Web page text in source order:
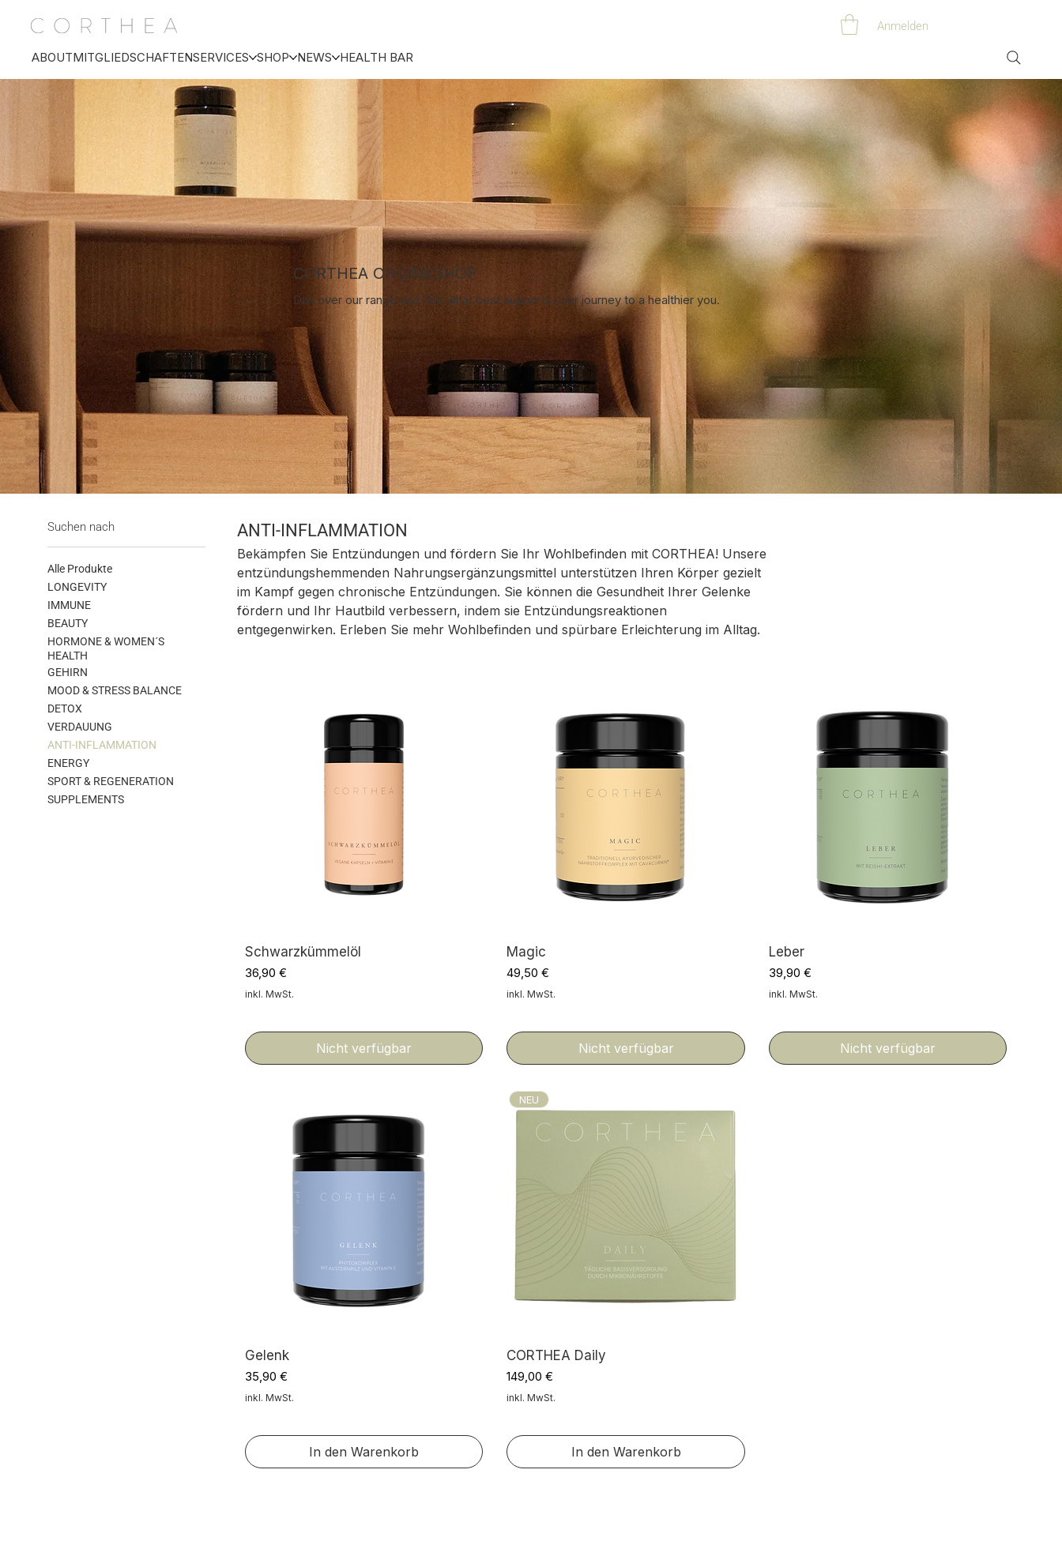
ABOUTMITGLIEDSCHAFTENSERVICES SHOP NEWS HEALTH BAR
Anmelden
CORTHEA ONLINESHOP
Discover our range and find what best supports your journey to a healthier you.
Suchen nach
Alle Produkte
LONGEVITY
IMMUNE
BEAUTY
HORMONE & WOMEN´S
HEALTH
GEHIRN
MOOD & STRESS BALANCE
DETOX
VERDAUUNG
ANTI-INFLAMMATION
ENERGY
SPORT & REGENERATION
SUPPLEMENTS
ANTI-INFLAMMATION
Bekämpfen Sie Entzündungen und fördern Sie Ihr Wohlbefinden mit CORTHEA! Unsere
entzündungshemmenden Nahrungsergänzungsmittel unterstützen Ihren Körper gezielt
im Kampf gegen chronische Entzündungen. Sie können die Gesundheit Ihrer Gelenke
fördern und Ihr Hautbild verbessern, indem sie Entzündungsreaktionen
entgegenwirken. Erleben Sie mehr Wohlbefinden und spürbare Erleichterung im Alltag.
Schwarzkümmelöl
Preis
36,90 €
inkl. MwSt.
Nicht verfügbar
Magic
Preis
49,50 €
inkl. MwSt.
Nicht verfügbar
Leber
Preis
39,90 €
inkl. MwSt.
Nicht verfügbar
Gelenk
Preis
35,90 €
inkl. MwSt.
In den Warenkorb
NEU
CORTHEA Daily
Preis
149,00 €
inkl. MwSt.
In den Warenkorb